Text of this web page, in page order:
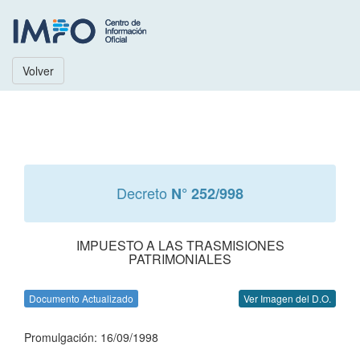
Volver
Decreto N° 252/998
IMPUESTO A LAS TRASMISIONES
PATRIMONIALES
Documento Actualizado Ver Imagen del D.O.
Promulgación: 16/09/1998